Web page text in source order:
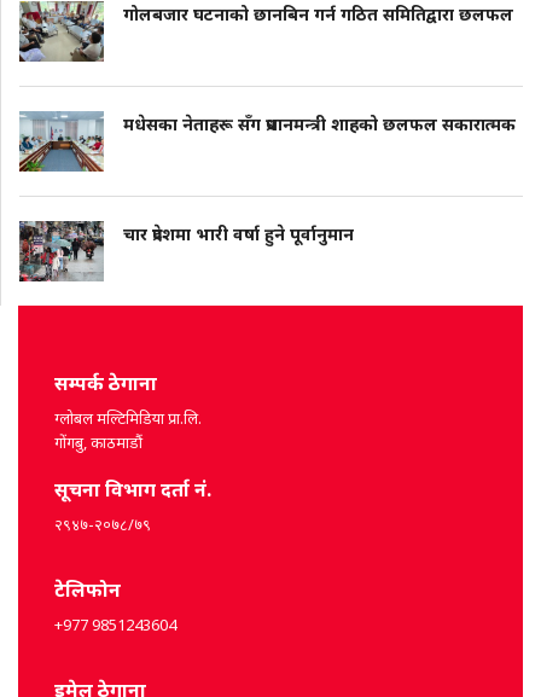
गोलबजार घटनाको छानबिन गर्न गठित समितिद्वारा छलफल
मधेसका नेताहरू सँग प्रधानमन्त्री शाहको छलफल सकारात्मक
चार प्रदेशमा भारी वर्षा हुने पूर्वानुमान
सम्पर्क ठेगाना
ग्लोबल मल्टिमिडिया प्रा.लि.
गोंगबु, काठमाडौं
सूचना विभाग दर्ता नं.
२९४७-२०७८/७९
टेलिफोन
+977 9851243604
इमेल ठेगाना